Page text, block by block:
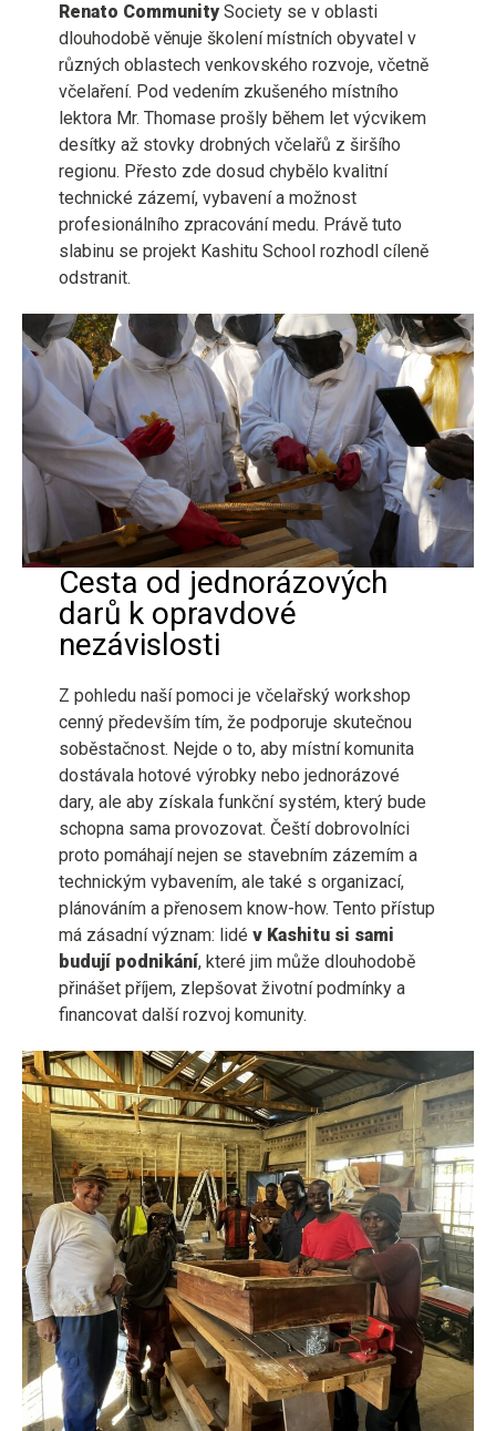
Renato Community Society se v oblasti
dlouhodobě věnuje školení místních obyvatel v
různých oblastech venkovského rozvoje, včetně
včelaření. Pod vedením zkušeného místního
lektora Mr. Thomase prošly během let výcvikem
desítky až stovky drobných včelařů z širšího
regionu. Přesto zde dosud chybělo kvalitní
technické zázemí, vybavení a možnost
profesionálního zpracování medu. Právě tuto
slabinu se projekt Kashitu School rozhodl cíleně
odstranit.
Cesta od jednorázových
darů k opravdové
nezávislosti
Z pohledu naší pomoci je včelařský workshop
cenný především tím, že podporuje skutečnou
soběstačnost. Nejde o to, aby místní komunita
dostávala hotové výrobky nebo jednorázové
dary, ale aby získala funkční systém, který bude
schopna sama provozovat. Čeští dobrovolníci
proto pomáhají nejen se stavebním zázemím a
technickým vybavením, ale také s organizací,
plánováním a přenosem know-how. Tento přístup
má zásadní význam: lidé v Kashitu si sami
budují podnikání, které jim může dlouhodobě
přinášet příjem, zlepšovat životní podmínky a
financovat další rozvoj komunity.